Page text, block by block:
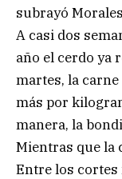
subrayó
A casi dos
año el cerdo ya
martes, la
más por
manera, la
Mientras que la
Entre los cortes